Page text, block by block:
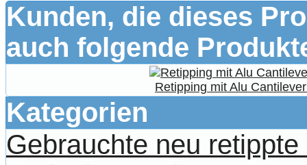
Kunden, die dieses
auch folgende
Retipping mit Alu
Kategorien
Gebrauchte neu